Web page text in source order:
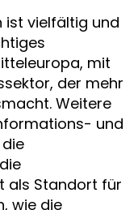
ist vielfältig und
mit
der mehr
Weitere
und
als Standort für
wie die